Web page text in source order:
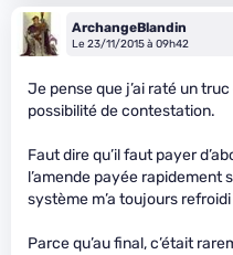
ArchangeBlandin
Le 23/11/2015 à 09h42
Je pense que j’ai raté un
possibilité de contestation.
Faut dire qu’il faut payer
l’amende payée
système m’a toujours
Parce qu’au final, c’était